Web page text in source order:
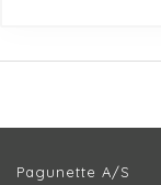
Pagunette A/S